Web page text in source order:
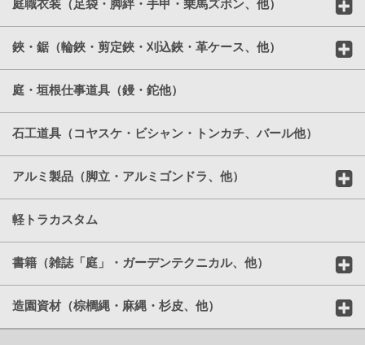
庭職衣装（足袋・脚絆・手甲・乗馬ズボン、他）
鋏・鋸（輪鋏・剪定鋏・刈込鋏・革ケース、他）
庭・垣根仕事道具（鏝・鉈他）
石工道具（コヤスケ・ビシャン・トンカチ、バール他）
アルミ製品（脚立・アルミゴンドラ、他）
軽トラカスタム
書籍（雑誌「庭」・ガーデンテクニカル、他）
造園資材（棕櫚縄・麻縄・杉皮、他）